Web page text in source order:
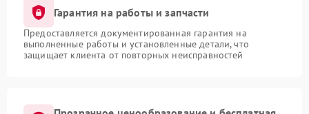
Гарантия на работы и запчасти
Предоставляется документированная гарантия на
выполненные работы и установленные детали, что
защищает клиента от повторных неисправностей